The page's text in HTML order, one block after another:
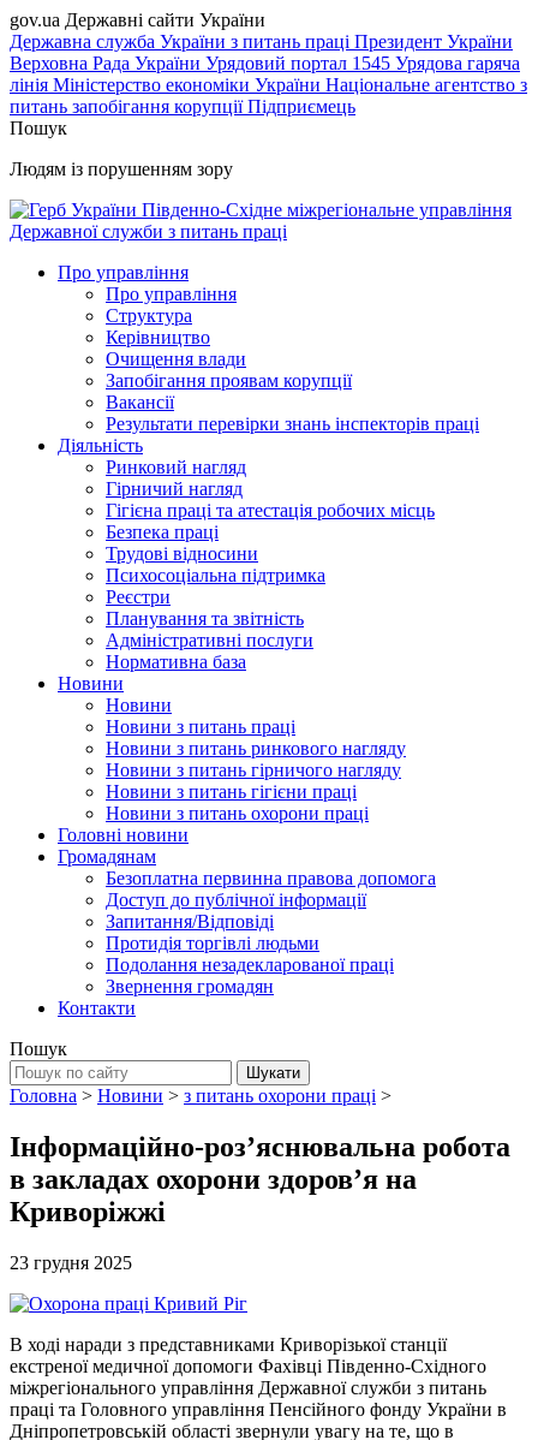
gov.ua Державні сайти України
Державна служба України з питань праці Президент України
Верховна Рада України Урядовий портал 1545 Урядова гаряча
лінія Міністерство економіки України Національне агентство з
питань запобігання корупціїПідприємець
Пошук
Людям із порушенням зору
Південно-Східне міжрегіональне управління
Державної служби з питань праці
Про управління
Про управління
Структура
Керівництво
Очищення влади
Запобігання проявам корупції
Вакансії
Результати перевірки знань інспекторів праці
Діяльність
Ринковий нагляд
Гірничий нагляд
Гігієна праці та атестація робочих місць
Безпека праці
Трудові відносини
Психосоціальна підтримка
Реєстри
Планування та звітність
Адміністративні послуги
Нормативна база
Новини
Новини
Новини з питань праці
Новини з питань ринкового нагляду
Новини з питань гірничого нагляду
Новини з питань гігієни праці
Новини з питань охорони праці
Головні новини
Громадянам
Безоплатна первинна правова допомога
Доступ до публічної інформації
Запитання/Відповіді
Протидія торгівлі людьми
Подолання незадекларованої праці
Звернення громадян
Контакти
Пошук
Головна > Новини > з питань охорони праці >
Інформаційно-роз’яснювальна робота
в закладах охорони здоров’я на
Криворіжжі
23 грудня 2025
В ході наради з представниками Криворізької станції
екстреної медичної допомоги Фахівці Південно-Східного
міжрегіонального управління Державної служби з питань
праці та Головного управління Пенсійного фонду України в
Дніпропетровській області звернули увагу на те, що в